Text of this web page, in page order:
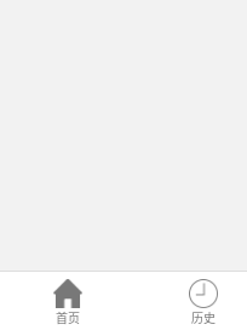
首页 历史